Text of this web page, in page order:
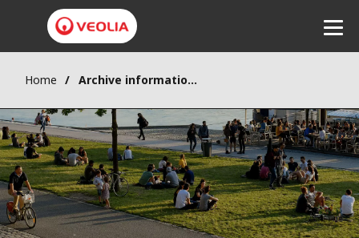
Home Archive information réglementée VIGIE SA (anciennement dénommée SUEZ SA)